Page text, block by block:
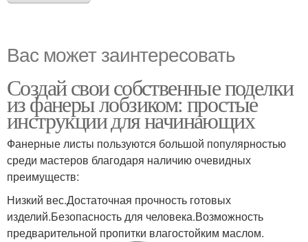
Вас может заинтересовать
Создай свои собственные поделки
из фанеры лобзиком: простые
инструкции для начинающих
Фанерные листы пользуются большой популярностью
среди мастеров благодаря наличию очевидных
преимуществ:
Низкий вес.Достаточная прочность готовых
изделий.Безопасность для человека.Возможность
предварительной пропитки влагостойким маслом.